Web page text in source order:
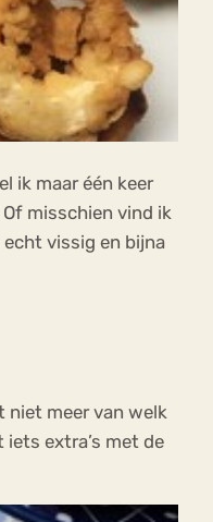
ik maar één keer
misschien vind ik
vissig en bijna
niet meer van welk
extra’s met de